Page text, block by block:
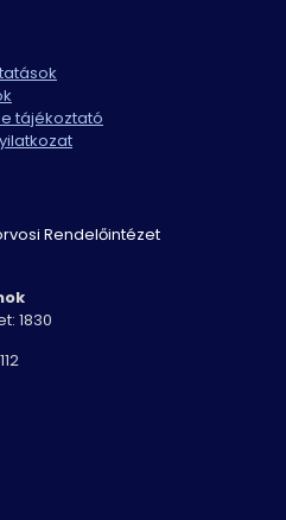
tájékoztató
Rendelőintézet
1830